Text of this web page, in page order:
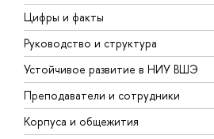
Цифры и факты
Руководство и структура
Устойчивое развитие в НИУ ВШЭ
Преподаватели и сотрудники
Корпуса и общежития